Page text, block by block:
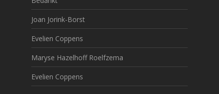
Joan Jorink-Borst
Evelien Coppens
Maryse Hazelhoff Roelfzema
Evelien Coppens